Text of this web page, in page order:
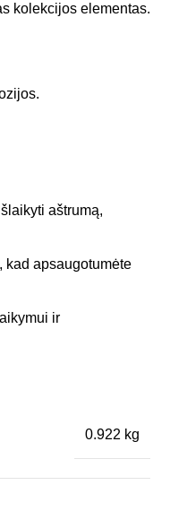
kolekcijos elementas.
aštrumą,
kad apsaugotumėte
ir
0.922 kg